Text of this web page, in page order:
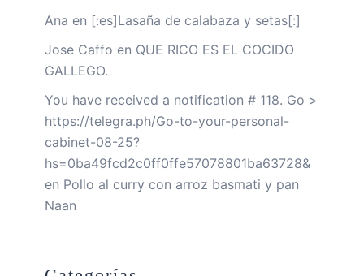
Ana en [:es]Lasaña de calabaza y setas[:]
Jose Caffo en QUE RICO ES EL COCIDO
GALLEGO.
You have received a notification # 118. Go >
https://telegra.ph/Go-to-your-personal-
cabinet-08-25?
hs=0ba49fcd2c0ff0ffe57078801ba63728&
en Pollo al curry con arroz basmati y pan
Naan